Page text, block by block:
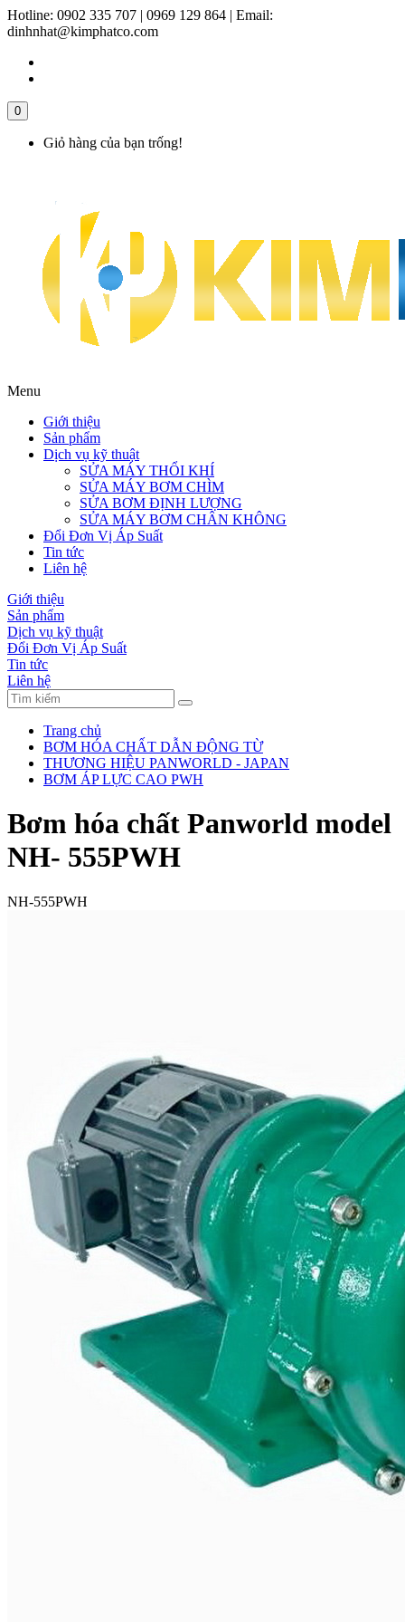
Hotline: 0902 335 707 | 0969 129 864 | Email:
dinhnhat@kimphatco.com
0
Giỏ hàng của bạn trống!
Menu
Giới thiệu
Sản phẩm
Dịch vụ kỹ thuật
SỬA MÁY THỔI KHÍ
SỬA MÁY BƠM CHÌM
SỬA BƠM ĐỊNH LƯỢNG
SỬA MÁY BƠM CHÂN KHÔNG
Đổi Đơn Vị Áp Suất
Tin tức
Liên hệ
Giới thiệu
Sản phẩm
Dịch vụ kỹ thuật
Đổi Đơn Vị Áp Suất
Tin tức
Liên hệ
Trang chủ
BƠM HÓA CHẤT DẪN ĐỘNG TỪ
THƯƠNG HIỆU PANWORLD - JAPAN
BƠM ÁP LỰC CAO PWH
Bơm hóa chất Panworld model
NH- 555PWH
NH-555PWH